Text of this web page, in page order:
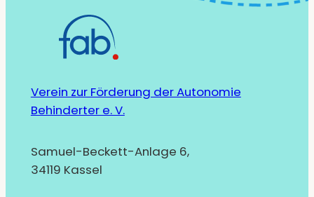
Verein zur Förderung der Autonomie
Behinderter e. V.
Samuel-Beckett-Anlage 6,
34119 Kassel